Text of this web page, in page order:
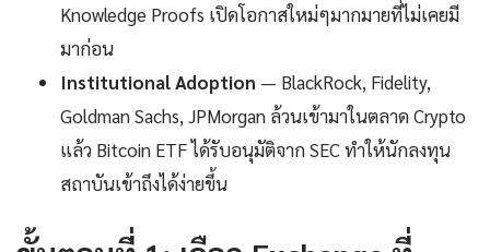
Knowledge Proofs เปิดโอกาสใหม่ๆมากมายที่ไม่เคยมี
มาก่อน
Institutional Adoption — BlackRock, Fidelity,
Goldman Sachs, JPMorgan ล้วนเข้ามาในตลาด Crypto
แล้ว Bitcoin ETF ได้รับอนุมัติจาก SEC ทำให้นักลงทุน
สถาบันเข้าถึงได้ง่ายขึ้น